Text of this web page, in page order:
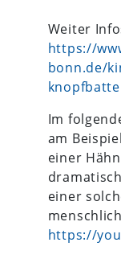
Weiter
https://
bonn.de/
Im
am
einer
einer
https://